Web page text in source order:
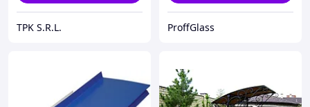
TPK S.R.L. ProffGlass